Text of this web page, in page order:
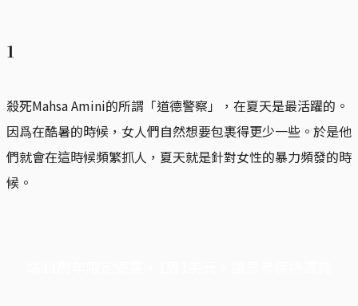
1
殺死Mahsa Amini的所謂「道德警察」，在夏天是最活躍的。
因爲在酷暑的時候，女人們自然想要包裹得更少一些。於是他
們就會在這時候頻繁抓人，夏天就是針對女性的暴力頻發的時
候。